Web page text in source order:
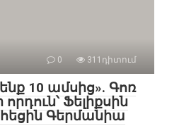
0 311դիտում
10 ամսից». Գոռ
Ֆելիքսին
Գերմանիա